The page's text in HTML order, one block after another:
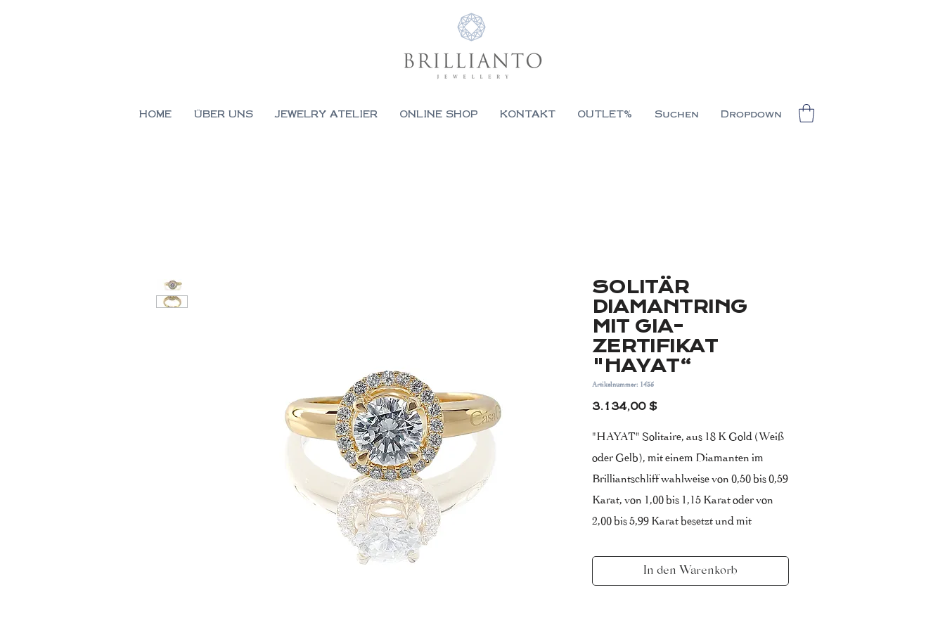
HOME ÜBER UNS JEWELRY ATELIER ONLINE SHOP KONTAKT OUTLET% Suchen Dropdown
SOLITÄR
DIAMANTRING
MIT GIA-
ZERTIFIKAT
"HAYAT“
Artikelnummer: 1435
3.134,00 $Preis
"HAYAT" Solitaire, aus 18 K Gold (Weiß
oder Gelb), mit einem Diamanten im
Brilliantschliff wahlweise von 0,50 bis 0,59
Karat, von 1,00 bis 1,15 Karat oder von
2,00 bis 5,99 Karat besetzt und mit
Reinheit/Farbe:
- mitteldiamant: SI (kleine einschlüße)/ F-
In den Warenkorb